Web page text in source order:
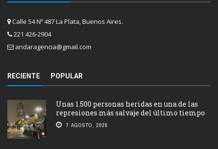
Calle 54 Nº 487 La Plata, Buenos Aires.
221 426-2904
andaragencia@gmail.com
RECIENTE POPULAR
Unas 1.500 personas heridas en una de las
represiones más salvaje del último tiempo
7 AGOSTO, 2026